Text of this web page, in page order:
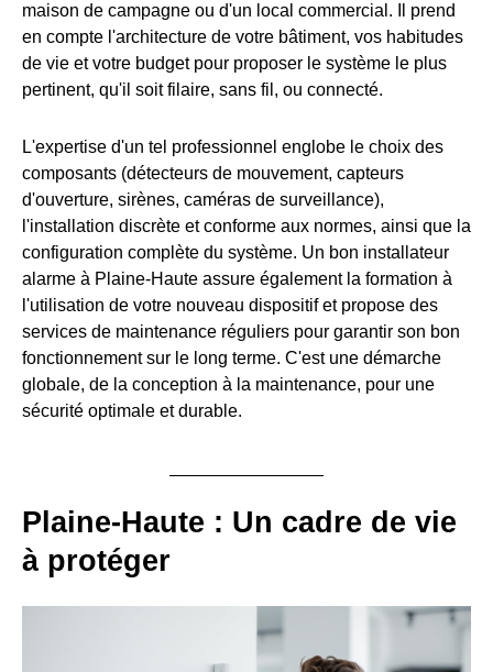
maison de campagne ou d'un local commercial. Il prend
en compte l'architecture de votre bâtiment, vos habitudes
de vie et votre budget pour proposer le système le plus
pertinent, qu'il soit filaire, sans fil, ou connecté.
L'expertise d'un tel professionnel englobe le choix des
composants (détecteurs de mouvement, capteurs
d'ouverture, sirènes, caméras de surveillance),
l'installation discrète et conforme aux normes, ainsi que la
configuration complète du système. Un bon installateur
alarme à Plaine-Haute assure également la formation à
l'utilisation de votre nouveau dispositif et propose des
services de maintenance réguliers pour garantir son bon
fonctionnement sur le long terme. C'est une démarche
globale, de la conception à la maintenance, pour une
sécurité optimale et durable.
Plaine-Haute : Un cadre de vie
à protéger